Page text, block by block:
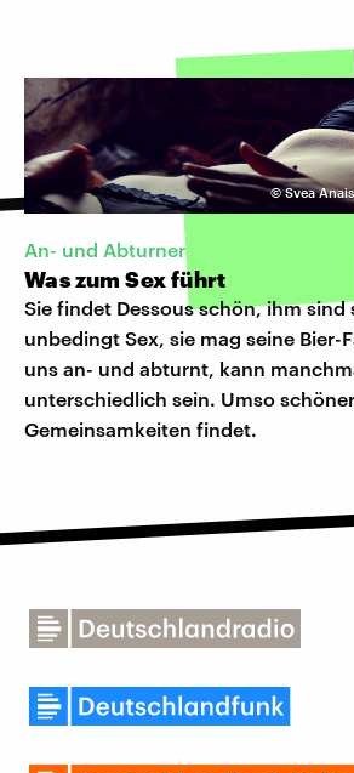
©Svea
An- und Abturner
Was zum Sex führt
Sie findet Dessous schön, ihm sind
unbedingt Sex, sie mag seine Bier-
uns an- und abturnt, kann
unterschiedlich sein. Umso
Gemeinsamkeiten findet.